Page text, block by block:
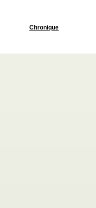
Chronique